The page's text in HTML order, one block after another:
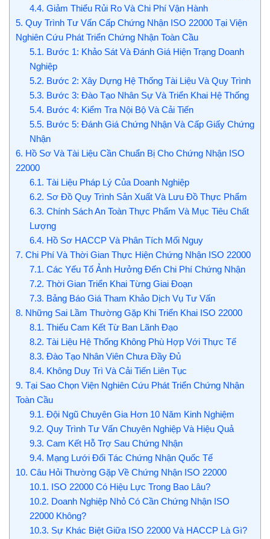
4.4. Giảm Thiểu Rủi Ro Và Chi Phí Vận Hành
5. Quy Trình Tư Vấn Cấp Chứng Nhận ISO 22000 Tại Viện
Nghiên Cứu Phát Triển Chứng Nhận Toàn Cầu
5.1. Bước 1: Khảo Sát Và Đánh Giá Hiện Trạng Doanh
Nghiệp
5.2. Bước 2: Xây Dựng Hệ Thống Tài Liệu Và Quy Trình
5.3. Bước 3: Đào Tạo Nhân Sự Và Triển Khai Hệ Thống
5.4. Bước 4: Kiểm Tra Nội Bộ Và Cải Tiến
5.5. Bước 5: Đánh Giá Chứng Nhận Và Cấp Giấy Chứng
Nhận
6. Hồ Sơ Và Tài Liệu Cần Chuẩn Bị Cho Chứng Nhận ISO
22000
6.1. Tài Liệu Pháp Lý Của Doanh Nghiệp
6.2. Sơ Đồ Quy Trình Sản Xuất Và Lưu Đồ Thực Phẩm
6.3. Chính Sách An Toàn Thực Phẩm Và Mục Tiêu Chất
Lượng
6.4. Hồ Sơ HACCP Và Phân Tích Mối Nguy
7. Chi Phí Và Thời Gian Thực Hiện Chứng Nhận ISO 22000
7.1. Các Yếu Tố Ảnh Hưởng Đến Chi Phí Chứng Nhận
7.2. Thời Gian Triển Khai Từng Giai Đoạn
7.3. Bảng Báo Giá Tham Khảo Dịch Vụ Tư Vấn
8. Những Sai Lầm Thường Gặp Khi Triển Khai ISO 22000
8.1. Thiếu Cam Kết Từ Ban Lãnh Đạo
8.2. Tài Liệu Hệ Thống Không Phù Hợp Với Thực Tế
8.3. Đào Tạo Nhân Viên Chưa Đầy Đủ
8.4. Không Duy Trì Và Cải Tiến Liên Tục
9. Tại Sao Chọn Viện Nghiên Cứu Phát Triển Chứng Nhận
Toàn Cầu
9.1. Đội Ngũ Chuyên Gia Hơn 10 Năm Kinh Nghiệm
9.2. Quy Trình Tư Vấn Chuyên Nghiệp Và Hiệu Quả
9.3. Cam Kết Hỗ Trợ Sau Chứng Nhận
9.4. Mạng Lưới Đối Tác Chứng Nhận Quốc Tế
10. Câu Hỏi Thường Gặp Về Chứng Nhận ISO 22000
10.1. ISO 22000 Có Hiệu Lực Trong Bao Lâu?
10.2. Doanh Nghiệp Nhỏ Có Cần Chứng Nhận ISO
22000 Không?
10.3. Sự Khác Biệt Giữa ISO 22000 Và HACCP Là Gì?